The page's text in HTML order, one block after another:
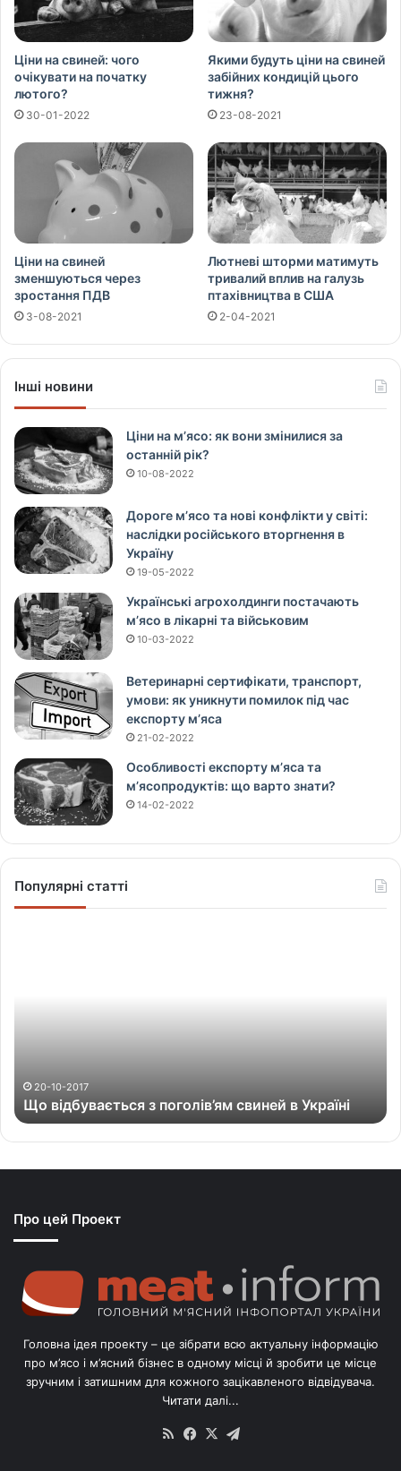
Ціни на свиней: чого
очікувати на початку
лютого?
30-01-2022
Якими будуть ціни на свиней
забійних кондицій цього
тижня?
23-08-2021
Ціни на свиней
зменшуються через
зростання ПДВ
3-08-2021
Лютневі шторми матимуть
тривалий вплив на галузь
птахівництва в США
2-04-2021
Інші новини
Ціни на м’ясо: як вони змінилися за
останній рік?
10-08-2022
Дороге м’ясо та нові конфлікти у світі:
наслідки російського вторгнення в
Україну
19-05-2022
Українські агрохолдинги постачають
м’ясо в лікарні та військовим
10-03-2022
Ветеринарні сертифікати, транспорт,
умови: як уникнути помилок під час
експорту м’яса
21-02-2022
Особливості експорту м’яса та
м’ясопродуктів: що варто знати?
14-02-2022
Популярні статті
т
ь
п
о
20-10-2017
Що відбувається з поголів’ям свиней в Україні
Про цей Проект
Головна ідея проекту – це зібрати всю актуальну інформацію
про м’ясо і м’ясний бізнес в одному місці й зробити це місце
зручним і затишним для кожного зацікавленого відвідувача.
Читати далі...
RSS Facebook
X